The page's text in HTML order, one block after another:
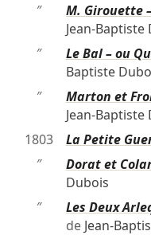
″
M. Girouette
Jean-Baptiste
″
Le Bal – ou
Baptiste
″
Marton et
Jean-Baptiste
1803
La Petite
″
Dorat et
Dubois
″
Les Deux
de Jean-